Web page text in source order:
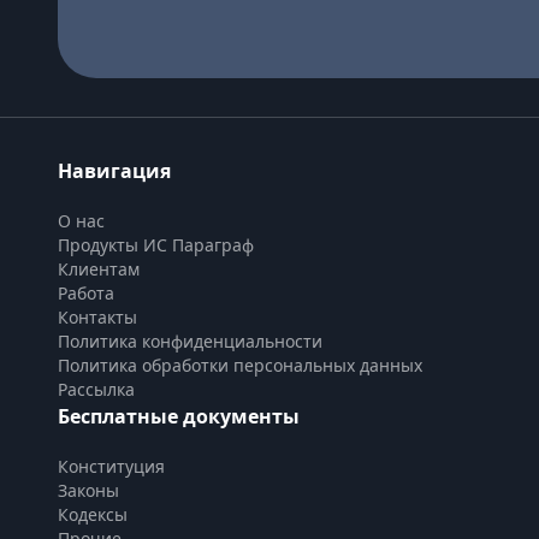
Навигация
О нас
Продукты ИС Параграф
Клиентам
Работа
Контакты
Политика конфиденциальности
Политика обработки персональных данных
Рассылка
Бесплатные документы
Конституция
Законы
Кодексы